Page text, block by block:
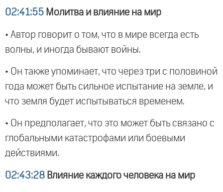
02:41:55 Молитва и влияние на мир
• Автор говорит о том, что в мире всегда есть
волны, и иногда бывают войны.
• Он также упоминает, что через три с половиной
года может быть сильное испытание на земле, и
что земля будет испытываться временем.
• Он предполагает, что это может быть связано с
глобальными катастрофами или боевыми
действиями.
02:43:28 Влияние каждого человека на мир